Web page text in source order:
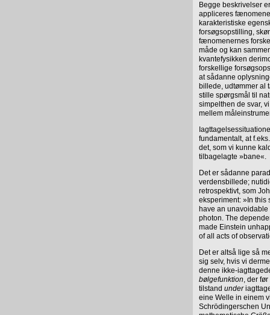
Begge beskrivelser
appliceres
karakteristiske
forsøgsopstilling,
fænomenernes
måde og kan
kvantefysikken
forskellige
at sådanne
billede, udtømmer
stille spørgsmål til
simpelthen de svar,
mellem
fundamentalt, at
det, som vi kunne
tilbagelagte »bane«.
Det er sådanne
verdensbillede;
retrospektivt, som
eksperiment: »In this
have an
photon. The
made Einstein
of all acts of
Det er altså lige så
sig selv, hvis vi
denne ikke-
bølgefunktion, der
tilstand under
eine Welle in einem
Schrödingerschen